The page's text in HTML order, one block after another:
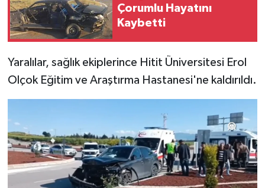
Çorumlu Hayatını
Kaybetti
Yaralılar, sağlık ekiplerince Hitit Üniversitesi Erol
Olçok Eğitim ve Araştırma Hastanesi'ne kaldırıldı.